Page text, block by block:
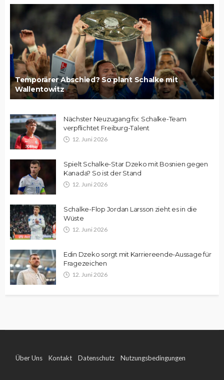
Temporärer Abschied? So plant Schalke mit
Wallentowitz
Nächster Neuzugang fix: Schalke-Team
verpflichtet Freiburg-Talent
12. Juni 2026
Spielt Schalke-Star Dzeko mit Bosnien gegen
Kanada? So ist der Stand
12. Juni 2026
Schalke-Flop Jordan Larsson zieht es in die
Wüste
12. Juni 2026
Edin Dzeko sorgt mit Karriereende-Aussage für
Fragezeichen
12. Juni 2026
Über Uns Kontakt Datenschutz Nutzungsbedingungen